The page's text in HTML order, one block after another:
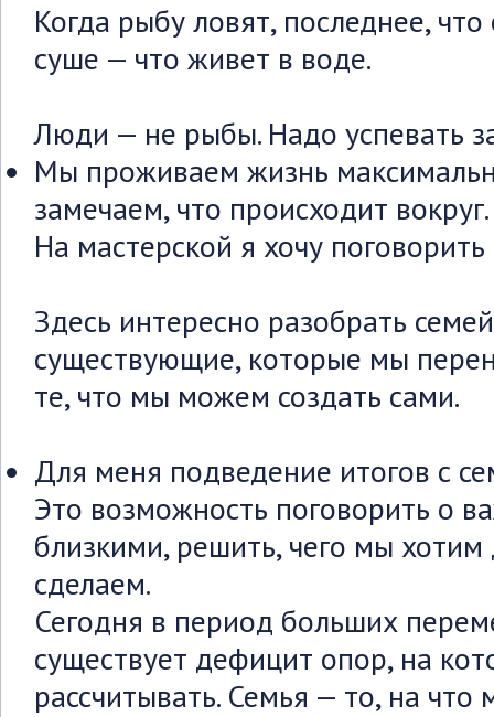
Когда рыбу ловят, последнее,
суше — что живет в воде.
Люди — не рыбы. Надо успевать
Мы проживаем жизнь
замечаем, что происходит вокруг.
На мастерской я хочу
Здесь интересно разобрать
существующие, которые мы
те, что мы можем создать сами.
Для меня подведение итогов с
Это возможность поговорить о
близкими, решить, чего мы
сделаем.
Сегодня в период больших
существует дефицит опор, на
рассчитывать. Семья — то, на